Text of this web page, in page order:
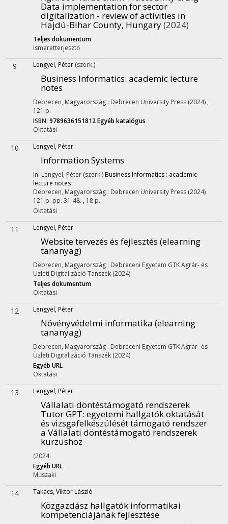
Data implementation for sector
digitalization - review of activities in
Hajdú-Bihar County, Hungary(2024)
Teljes dokumentum
Ismeretterjesztő
9 Lengyel, Péter (szerk.)
Business Informatics: academic lecture
notes
Debrecen, Magyarország : Debrecen University Press (2024) ,
121 p.
ISBN: 9789636151812Egyéb katalógus
Oktatási
10 Lengyel, Péter
Information Systems
In: Lengyel, Péter (szerk.) Business Informatics : academic
lecture notes
Debrecen, Magyarország : Debrecen University Press (2024)
121 p. pp. 31-48. , 18 p.
Oktatási
11 Lengyel, Péter
Website tervezés és fejlesztés (elearning
tananyag)
Debrecen, Magyarország : Debreceni Egyetem GTK Agrár- és
Üzleti Digitalizáció Tanszék (2024)
Teljes dokumentum
Oktatási
12 Lengyel, Péter
Növényvédelmi informatika (elearning
tananyag)
Debrecen, Magyarország : Debreceni Egyetem GTK Agrár- és
Üzleti Digitalizáció Tanszék (2024)
Egyéb URL
Oktatási
13 Lengyel, Péter
Vállalati döntéstámogató rendszerek
Tutor GPT: egyetemi hallgatók oktatását
és vizsgafelkészülését támogató rendszer
a Vállalati döntéstámogató rendszerek
kurzushoz
(2024
Egyéb URL
Műszaki
14 Takács, Viktor László
Közgazdász hallgatók informatikai
kompetenciájának fejlesztése